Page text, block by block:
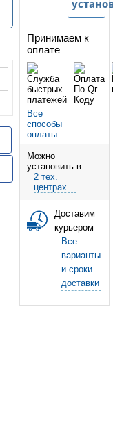
Принимаем к
оплате
Все
способы
оплаты
Можно
установить в
2 тех.
центрах
Доставим
курьером
Все
варианты
и сроки
доставки